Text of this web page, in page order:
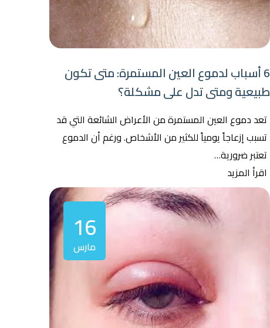
6 أسباب لدموع العين المستمرة: متى تكون
طبيعية ومتى تدل على مشكلة؟
تعد دموع العين المستمرة من الأعراض الشائعة التي قد
تسبب إزعاجاً يومياً للكثير من الأشخاص. ورغم أن الدموع
تعتبر ضرورية…
اقرأ المزيد
16
مارس